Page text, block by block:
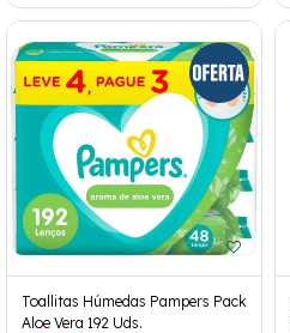
Toallitas Húmedas Pampers Pack
Aloe Vera 192 Uds.